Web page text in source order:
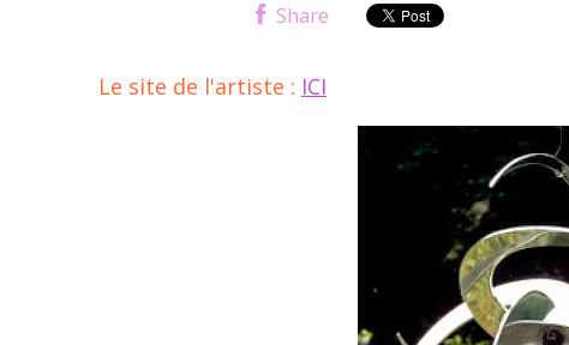
Share
Le site de l'artiste : ICI